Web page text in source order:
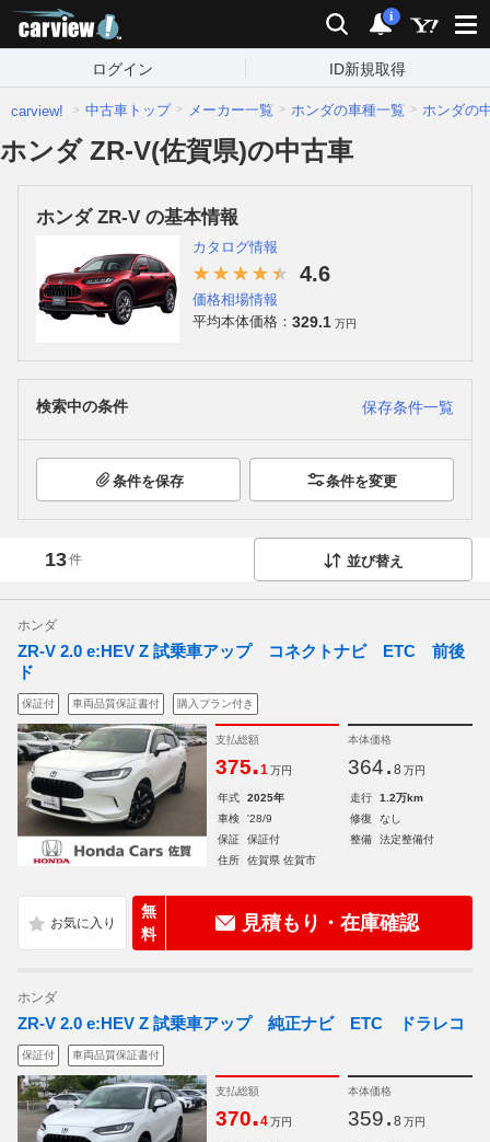
検索 通知
i
ログイン ID新規取得
carview! 中古車トップ メーカー一覧 ホンダの車種一覧 ホンダの
ホンダ ZR-V(佐賀県)の中古車
ホンダ ZR-V の基本情報
カタログ情報
4.6
価格相場情報
平均本体価格： 329.1 万円
検索中の条件 保存条件一覧
条件を保存 条件を変更
13件 並び替え
ホンダ
ZR-V 2.0 e:HEV Z 試乗車アップ コネクトナビ ETC 前後
ド
保証付 車両品質保証書付 購入プラン付き
支払総額
375.1 万円
本体価格
364. 8 万円
年式 2025年 走行
1.2万km
車検
'28/9 修復
なし
保証
保証付 整備
法定整備付
住所
佐賀県 佐賀市
無
料
見積もり・在庫確認
ホンダ
ZR-V 2.0 e:HEV Z 試乗車アップ 純正ナビ ETC ドラレコ
保証付 車両品質保証書付
支払総額
370.4 万円
本体価格
359. 8 万円